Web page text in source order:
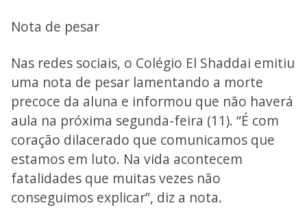
Nota de pesar
Nas redes sociais, o Colégio El Shaddai emitiu
uma nota de pesar lamentando a morte
precoce da aluna e informou que não haverá
aula na próxima segunda-feira (11). “É com
coração dilacerado que comunicamos que
estamos em luto. Na vida acontecem
fatalidades que muitas vezes não
conseguimos explicar”, diz a nota.